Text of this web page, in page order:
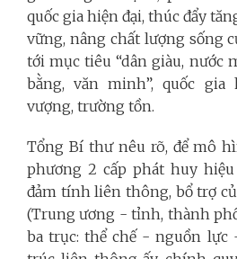
quốc gia hiện đại, thúc đẩy
vững, nâng chất lượng sống
tới mục tiêu “dân giàu, nước
bằng, văn minh”, quốc
vượng, trường tồn.
Tổng Bí thư nêu rõ, để mô
phương 2 cấp phát huy hiệu
đảm tính liên thông, bổ trợ
(Trung ương - tỉnh, thành
ba trục: thể chế - nguồn lực